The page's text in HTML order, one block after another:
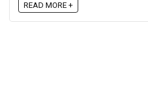
READ MORE +